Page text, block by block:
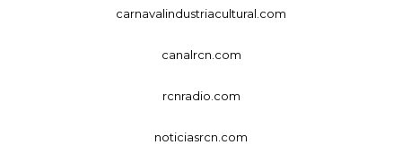
carnavalindustriacultural.com
canalrcn.com
rcnradio.com
noticiasrcn.com